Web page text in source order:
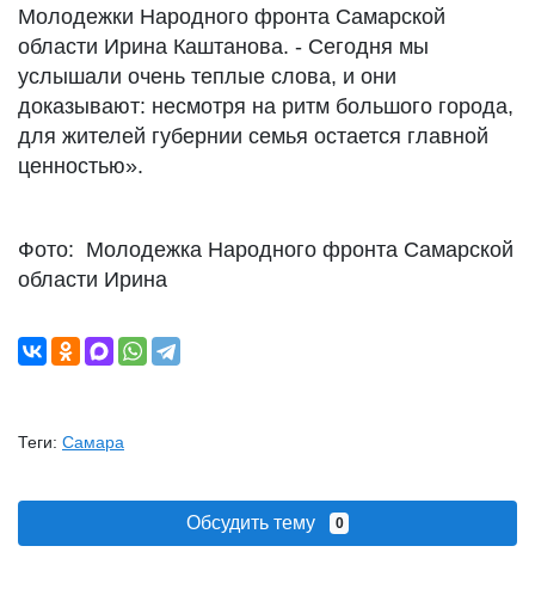
Молодежки Народного фронта Самарской
области Ирина Каштанова. - Сегодня мы
услышали очень теплые слова, и они
доказывают: несмотря на ритм большого города,
для жителей губернии семья остается главной
ценностью».
Фото: Молодежка Народного фронта Самарской
области Ирина
Теги: Самара
Обсудить тему 0